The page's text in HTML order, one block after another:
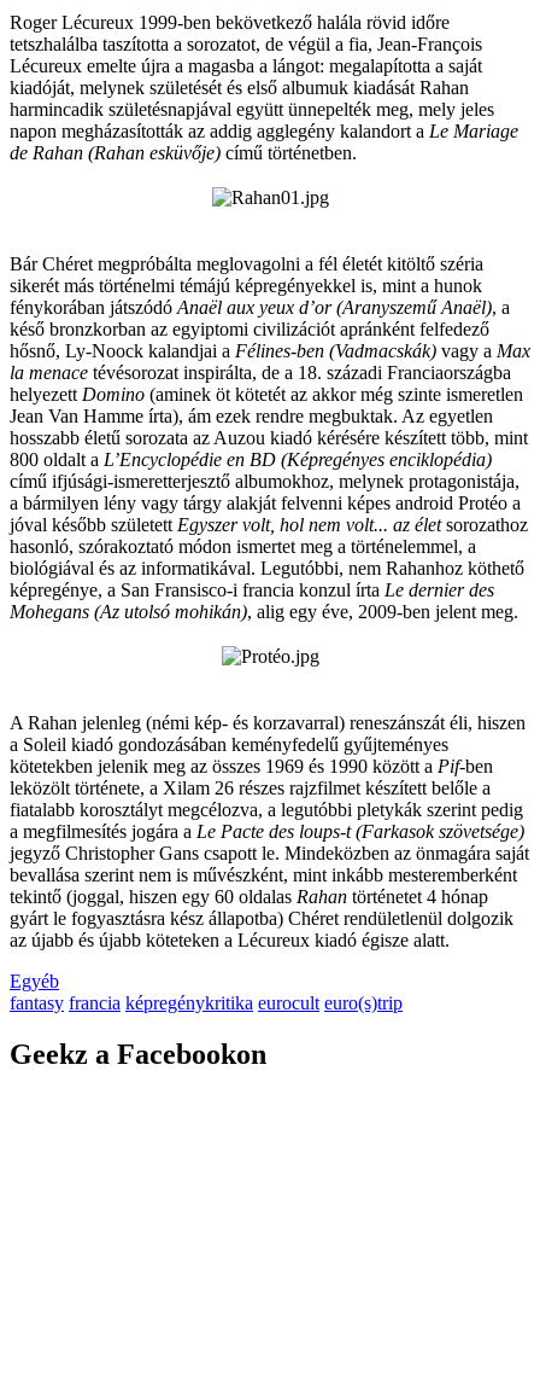
Roger Lécureux 1999-ben bekövetkező halála rövid időre
tetszhalálba taszította a sorozatot, de végül a fia, Jean-François
Lécureux emelte újra a magasba a lángot: megalapította a saját
kiadóját, melynek születését és első albumuk kiadását Rahan
harmincadik születésnapjával együtt ünnepelték meg, mely jeles
napon megházasították az addig agglegény kalandort a Le Mariage
de Rahan (Rahan esküvője) című történetben.
Bár Chéret megpróbálta meglovagolni a fél életét kitöltő széria
sikerét más történelmi témájú képregényekkel is, mint a hunok
fénykorában játszódó Anaël aux yeux d’or (Aranyszemű Anaël), a
késő bronzkorban az egyiptomi civilizációt apránként felfedező
hősnő, Ly-Noock kalandjai a Félines-ben (Vadmacskák) vagy a Max
la menace tévésorozat inspirálta, de a 18. századi Franciaországba
helyezett Domino (aminek öt kötetét az akkor még szinte ismeretlen
Jean Van Hamme írta), ám ezek rendre megbuktak. Az egyetlen
hosszabb életű sorozata az Auzou kiadó kérésére készített több, mint
800 oldalt a L’Encyclopédie en BD (Képregényes enciklopédia)
című ifjúsági-ismeretterjesztő albumokhoz, melynek protagonistája,
a bármilyen lény vagy tárgy alakját felvenni képes android Protéo a
jóval később született Egyszer volt, hol nem volt... az életsorozathoz
hasonló, szórakoztató módon ismertet meg a történelemmel, a
biológiával és az informatikával. Legutóbbi, nem Rahanhoz köthető
képregénye, a San Fransisco-i francia konzul írta Le dernier des
Mohegans (Az utolsó mohikán), alig egy éve, 2009-ben jelent meg.
A Rahan jelenleg (némi kép- és korzavarral) reneszánszát éli, hiszen
a Soleil kiadó gondozásában keményfedelű gyűjteményes
kötetekben jelenik meg az összes 1969 és 1990 között a Pif-ben
leközölt története, a Xilam 26 részes rajzfilmet készített belőle a
fiatalabb korosztályt megcélozva, a legutóbbi pletykák szerint pedig
a megfilmesítés jogára a Le Pacte des loups-t (Farkasok szövetsége)
jegyző Christopher Gans csapott le. Mindeközben az önmagára saját
bevallása szerint nem is művészként, mint inkább mesteremberként
tekintő (joggal, hiszen egy 60 oldalas Rahan történetet 4 hónap
gyárt le fogyasztásra kész állapotba) Chéret rendületlenül dolgozik
az újabb és újabb köteteken a Lécureux kiadó égisze alatt.
Egyéb
fantasy francia képregénykritika eurocult euro(s)trip
Geekz a Facebookon